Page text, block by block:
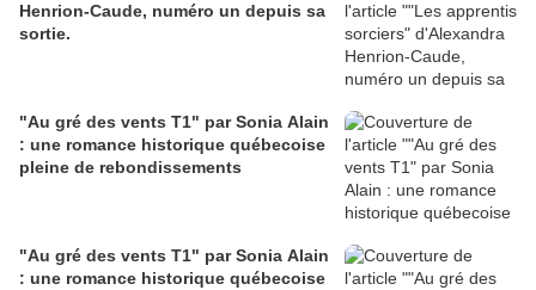
Henrion-Caude, numéro un depuis sa
sortie.
"Au gré des vents T1" par Sonia Alain
: une romance historique québecoise
pleine de rebondissements
"Au gré des vents T1" par Sonia Alain
: une romance historique québecoise